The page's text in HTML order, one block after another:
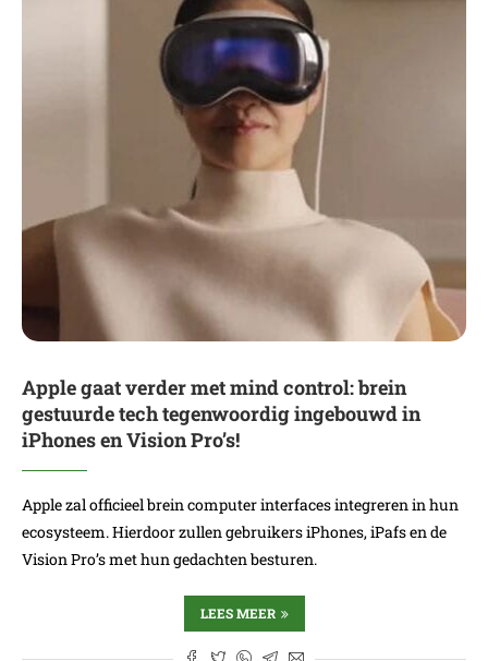
Apple gaat verder met mind control: brein
gestuurde tech tegenwoordig ingebouwd in
iPhones en Vision Pro’s!
Apple zal officieel brein computer interfaces integreren in hun
ecosysteem. Hierdoor zullen gebruikers iPhones, iPafs en de
Vision Pro’s met hun gedachten besturen.
LEES MEER